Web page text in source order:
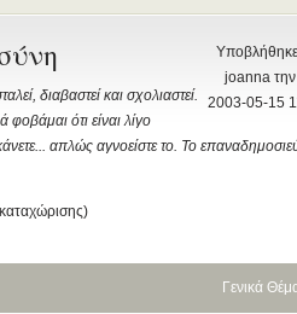
joanna
2003-05-15
διαβαστεί και σχολιαστεί.
ότι είναι λίγο
απλώς αγνοείστε το. Το
Γενικά